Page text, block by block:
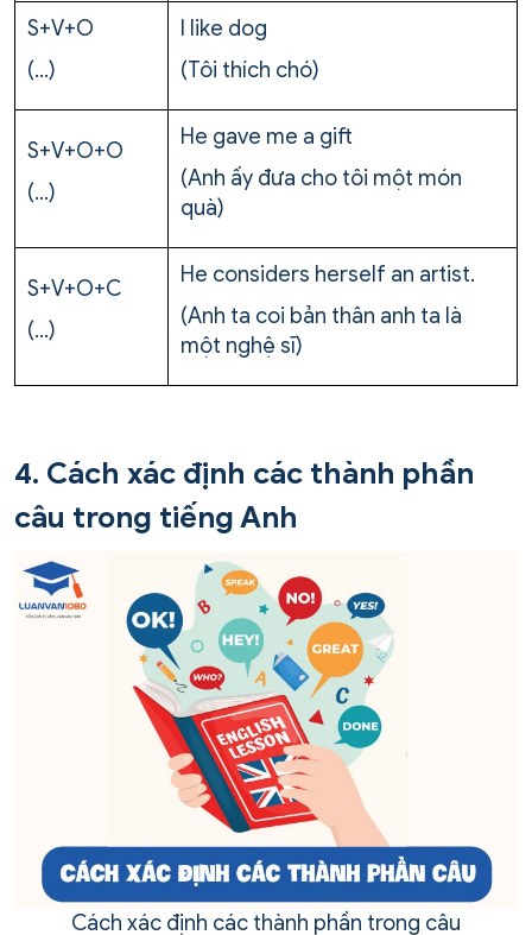
S+V+O
(…)
I like dog
(Tôi thích chó)
S+V+O+O
(…)
He gave me a gift
(Anh ấy đưa cho tôi một món
quà)
S+V+O+C
(…)
He considers herself an artist.
(Anh ta coi bản thân anh ta là
một nghệ sĩ)
4. Cách xác định các thành phần
câu trong tiếng Anh
Cách xác định các thành phần trong câu